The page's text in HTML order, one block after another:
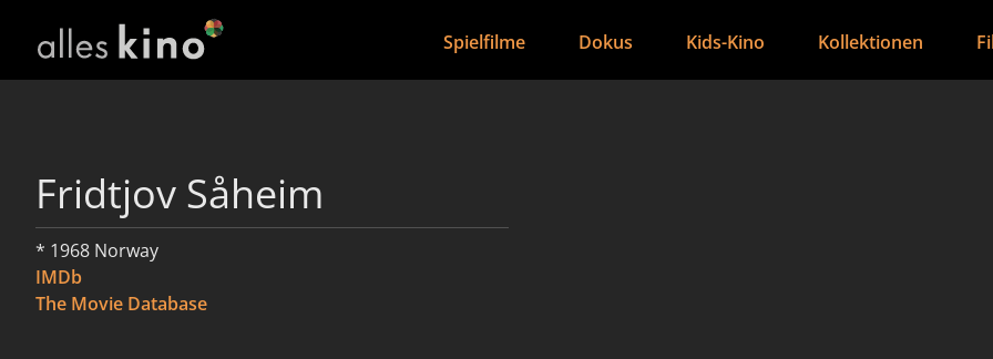
Spielfilme Dokus Kids-Kino Kollektionen
Fridtjov Såheim
* 1968 Norway
IMDb
The Movie Database